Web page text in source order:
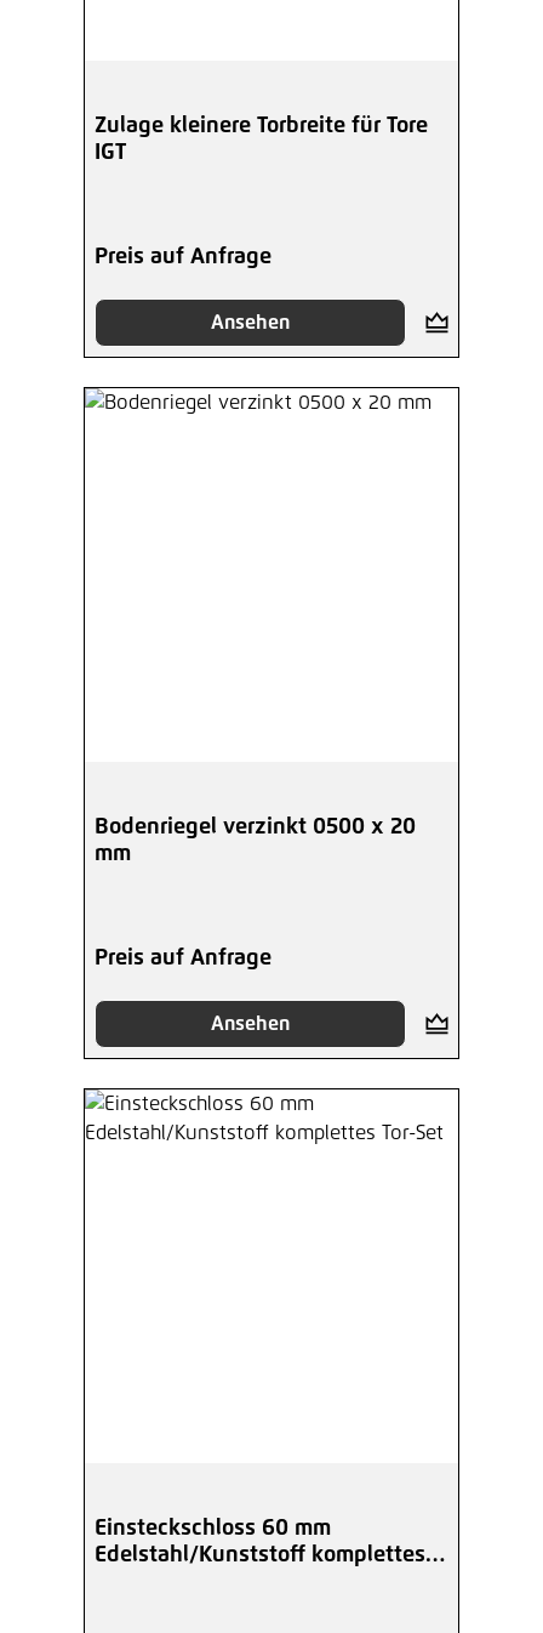
Zulage kleinere Torbreite für Tore
IGT
Preis auf Anfrage
Ansehen
Bodenriegel verzinkt 0500 x 20
mm
Preis auf Anfrage
Ansehen
Einsteckschloss 60 mm
Edelstahl/Kunststoff komplettes